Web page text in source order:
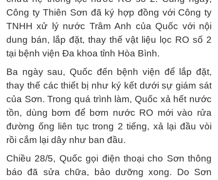
Công ty Thiên Sơn đã ký hợp đồng với Công ty
TNHH xử lý nước Trâm Anh của Quốc với nội
dung bán, lắp đặt, thay thế vật liệu lọc RO số 2
tại bệnh viện Đa khoa tỉnh Hòa Bình.
Ba ngày sau, Quốc đến bệnh viện để lắp đặt,
thay thế các thiết bị như ký kết dưới sự giám sát
của Sơn. Trong quá trình làm, Quốc xả hết nước
tồn, dùng bơm để bơm nước RO mới vào rửa
đường ống liên tục trong 2 tiếng, xả lại đầu vòi
rồi cắm lại dây như ban đầu.
Chiều 28/5, Quốc gọi điện thoại cho Sơn thông
báo đã sửa chữa, bảo dưỡng xong. Do Sơn